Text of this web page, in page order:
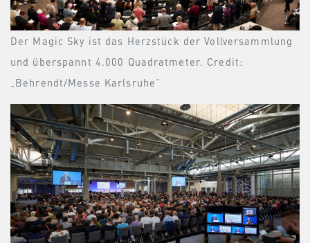
Der Magic Sky ist das Herzstück der Vollversammlung
und überspannt 4.000 Quadratmeter. Credit:
„Behrendt/Messe Karlsruhe“